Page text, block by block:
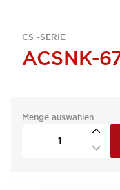
CS -SERIE
ACSNK-
Menge auswählen